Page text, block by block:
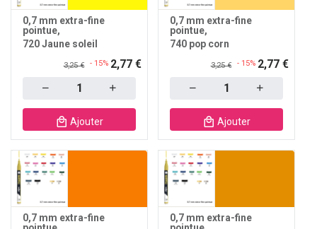
0,7 mm extra-fine
pointue
720 Jaune soleil
3,25 € - 15% 2,77 €
Ajouter
0,7 mm extra-fine
pointue
740 pop corn
3,25 € - 15% 2,77 €
Ajouter
0,7 mm extra-fine
0,7 mm extra-fine